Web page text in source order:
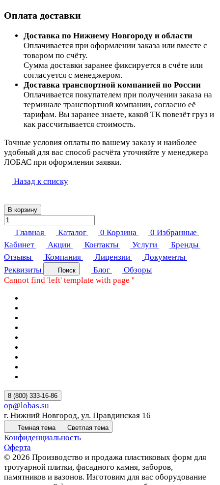
Оплата доставки
Доставка по Нижнему Новгороду и области
Оплачивается при оформлении заказа или вместе с
товаром по счёту.
Сумма доставки заранее фиксируется в счёте или
согласуется с менеджером.
Доставка транспортной компанией по России
Оплачивается покупателем при получении заказа на
терминале транспортной компании, согласно её
тарифам. Вы заранее знаете, какой ТК повезёт груз и
как рассчитывается стоимость.
Точные условия оплаты по вашему заказу и наиболее
удобный для вас способ расчёта уточняйте у менеджера
ЛОБАС при оформлении заявки.
Назад к списку
В корзину
Главная Каталог 0 Корзина 0 Избранные
Кабинет
Акции Контакты Услуги
Бренды
Отзывы
Компания Лицензии
Документы
Реквизиты
Поиск Блог
Обзоры
Cannot find 'left' template with page ''
8 (800) 333-16-86
op@lobas.su
г. Нижний Новгород, ул. Правдинская 16
Темная тема Светлая тема
Конфиденциальность
Оферта
© 2026 Производство и продажа пластиковых форм для
тротуарной плитки, фасадного камня, заборов,
памятников и вазонов. Изготовим для вас оборудование